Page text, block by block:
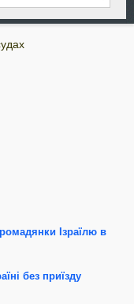
Ізраїлю в
без приїзду